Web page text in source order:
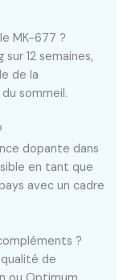
MK-677 ?
12 semaines,
de la
sommeil.
dopante dans
en tant que
avec un cadre
?
de